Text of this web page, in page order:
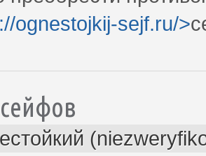
ognestojkij-sejf.ru/>